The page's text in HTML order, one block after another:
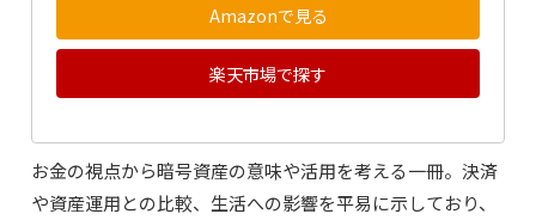
Amazonで見る
楽天市場で探す
お金の視点から暗号資産の意味や活用を考える一冊。決済
や資産運用との比較、生活への影響を平易に示しており、